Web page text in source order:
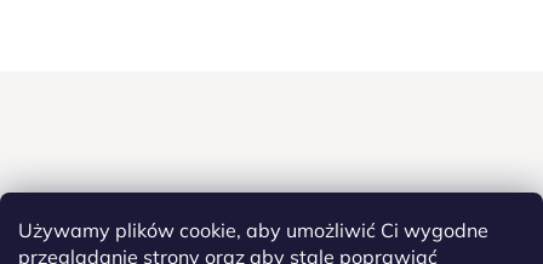
Używamy plików cookie, aby umożliwić Ci wygodne
przeglądanie strony oraz aby stale poprawiać